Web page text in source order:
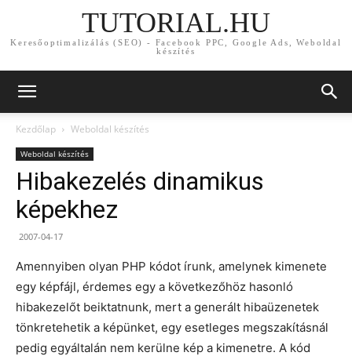
TUTORIAL.HU
Keresőoptimalizálás (SEO) - Facebook PPC, Google Ads, Weboldal
készítés
Kezdőlap Weboldal készítés
Weboldal készítés
Hibakezelés dinamikus
képekhez
2007-04-17
Amennyiben olyan PHP kódot írunk, amelynek kimenete
egy képfájl, érdemes egy a következőhöz hasonló
hibakezelőt beiktatnunk, mert a generált hibaüzenetek
tönkretehetik a képünket, egy esetleges megszakításnál
pedig egyáltalán nem kerülne kép a kimenetre. A kód